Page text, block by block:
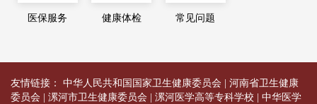
医保服务 健康体检 常见问题
友情链接： 中华人民共和国国家卫生健康委员会
河南省卫生健康
委员会
漯河市卫生健康委员会 漯河医学高等专科学校
中华医学